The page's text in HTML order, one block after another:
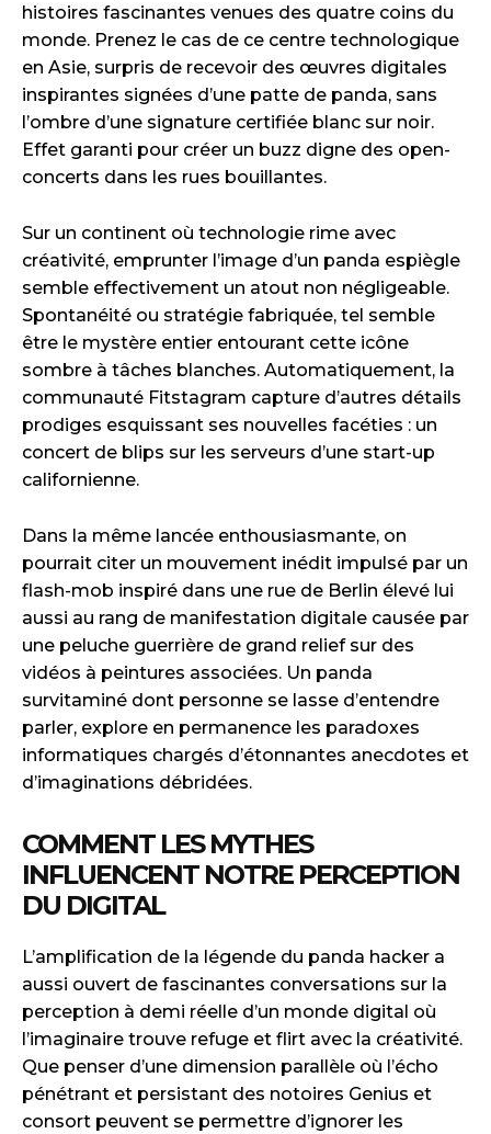
histoires fascinantes venues des quatre coins du
monde. Prenez le cas de ce centre technologique
en Asie, surpris de recevoir des œuvres digitales
inspirantes signées d’une patte de panda, sans
l’ombre d’une signature certifiée blanc sur noir.
Effet garanti pour créer un buzz digne des open-
concerts dans les rues bouillantes.
Sur un continent où technologie rime avec
créativité, emprunter l’image d’un panda espiègle
semble effectivement un atout non négligeable.
Spontanéité ou stratégie fabriquée, tel semble
être le mystère entier entourant cette icône
sombre à tâches blanches. Automatiquement, la
communauté Fitstagram capture d’autres détails
prodiges esquissant ses nouvelles facéties : un
concert de blips sur les serveurs d’une start-up
californienne.
Dans la même lancée enthousiasmante, on
pourrait citer un mouvement inédit impulsé par un
flash-mob inspiré dans une rue de Berlin élevé lui
aussi au rang de manifestation digitale causée par
une peluche guerrière de grand relief sur des
vidéos à peintures associées. Un panda
survitaminé dont personne se lasse d’entendre
parler, explore en permanence les paradoxes
informatiques chargés d’étonnantes anecdotes et
d’imaginations débridées.
COMMENT LES MYTHES
INFLUENCENT NOTRE PERCEPTION
DU DIGITAL
L’amplification de la légende du panda hacker a
aussi ouvert de fascinantes conversations sur la
perception à demi réelle d’un monde digital où
l’imaginaire trouve refuge et flirt avec la créativité.
Que penser d’une dimension parallèle où l’écho
pénétrant et persistant des notoires Genius et
consort peuvent se permettre d’ignorer les